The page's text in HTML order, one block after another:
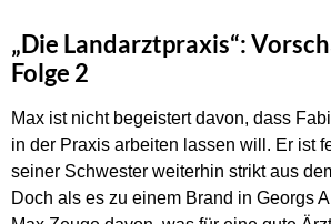
„Die Landarztpraxis“:
Folge 2
Max ist nicht begeistert davon, dass
in der Praxis arbeiten lassen will. Er ist
seiner Schwester weiterhin strikt aus
Doch als es zu einem Brand in Georgs